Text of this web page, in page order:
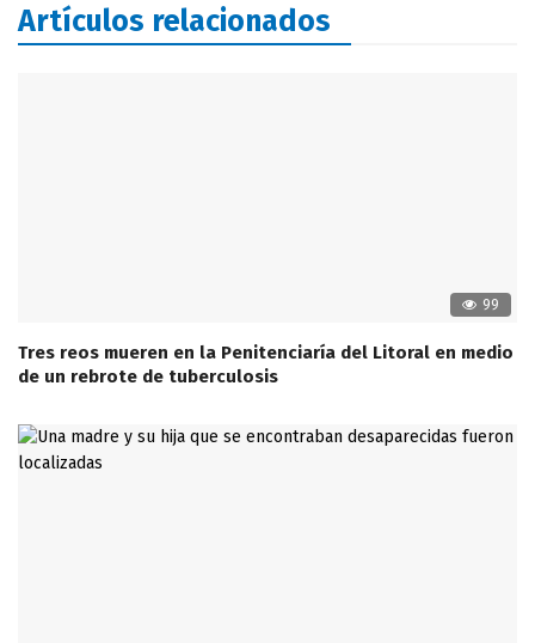
Artículos relacionados
99
Tres reos mueren en la Penitenciaría del Litoral en medio
de un rebrote de tuberculosis